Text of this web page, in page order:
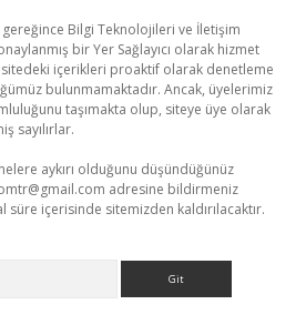
gereğince Bilgi Teknolojileri ve İletişim
bir Yer Sağlayıcı olarak hizmet
içerikleri proaktif olarak denetleme
bulunmamaktadır. Ancak, üyelerimiz
taşımakta olup, siteye üye olarak
sayılırlar.
aykırı olduğunu düşündüğünüz
adresine bildirmeniz
içerisinde sitemizden kaldırılacaktır.